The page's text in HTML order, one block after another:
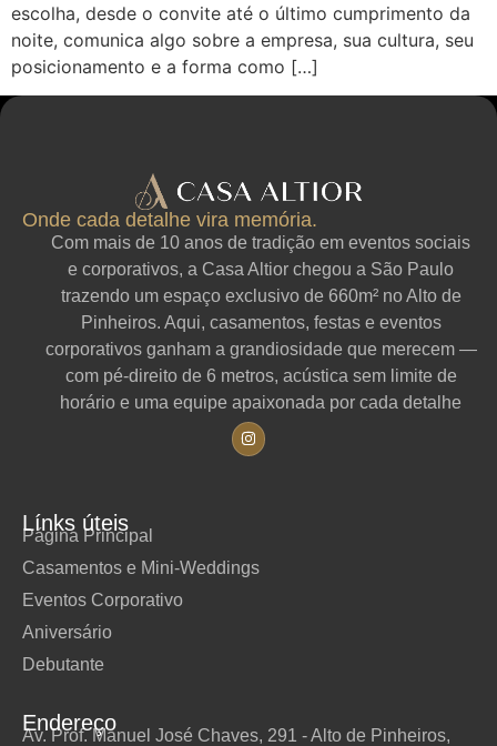
escolha, desde o convite até o último cumprimento da
noite, comunica algo sobre a empresa, sua cultura, seu
posicionamento e a forma como […]
Onde cada detalhe vira memória.
Com mais de 10 anos de tradição em eventos sociais
e corporativos, a Casa Altior chegou a São Paulo
trazendo um espaço exclusivo de 660m² no Alto de
Pinheiros. Aqui, casamentos, festas e eventos
corporativos ganham a grandiosidade que merecem —
com pé-direito de 6 metros, acústica sem limite de
horário e uma equipe apaixonada por cada detalhe
Línks úteis
Página Principal
Casamentos e Mini-Weddings
Eventos Corporativo
Aniversário
Debutante
Endereço
Av. Prof. Manuel José Chaves, 291 - Alto de Pinheiros,